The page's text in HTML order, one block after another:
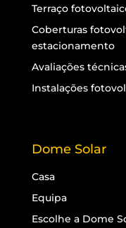
Terraço
Coberturas
estacionamento
Avaliações
Instalações
Dome Solar
Casa
Equipa
Escolhe a Dome